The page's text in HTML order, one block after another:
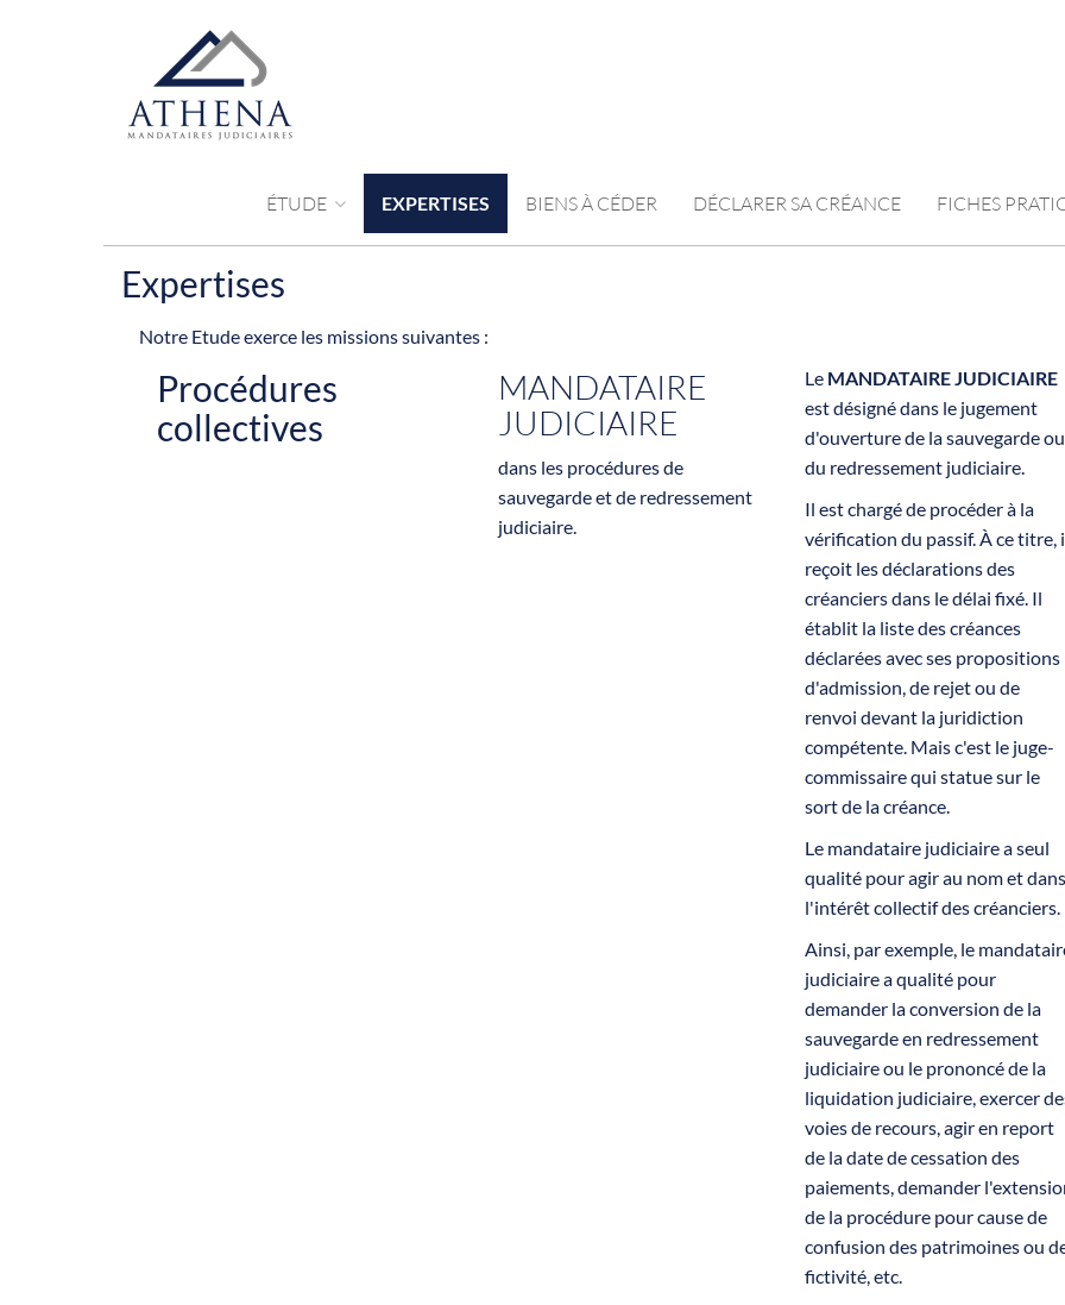
ÉTUDE EXPERTISES BIENS À CÉDER DÉCLARER SA CRÉANCE FICHES
Expertises
Notre Etude exerce les missions suivantes :
Procédures
collectives
MANDATAIRE
JUDICIAIRE
dans les procédures de
sauvegarde et de redressement
judiciaire.
Le MANDATAIRE JUDICIAIRE
est désigné dans le jugement
d'ouverture de la sauvegarde ou
du redressement judiciaire.
Il est chargé de procéder à la
vérification du passif. À ce titre,
reçoit les déclarations des
créanciers dans le délai fixé. Il
établit la liste des créances
déclarées avec ses propositions
d'admission, de rejet ou de
renvoi devant la juridiction
compétente. Mais c'est le juge-
commissaire qui statue sur le
sort de la créance.
Le mandataire judiciaire a seul
qualité pour agir au nom et dans
l'intérêt collectif des créanciers.
Ainsi, par exemple, le
judiciaire a qualité pour
demander la conversion de la
sauvegarde en redressement
judiciaire ou le prononcé de la
liquidation judiciaire, exercer
voies de recours, agir en report
de la date de cessation des
paiements, demander
de la procédure pour cause de
confusion des patrimoines ou
fictivité, etc.